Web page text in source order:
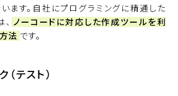
ます。自社にプログラミングに精通した
ノーコードに対応した作成ツールを利
法 です。
テスト）